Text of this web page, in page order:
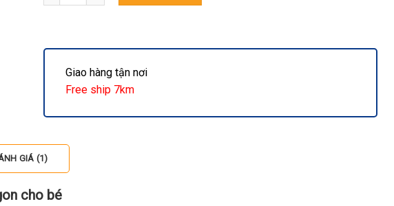
Giao hàng tận nơi
Free ship 7km
GIÁ (1)
cho bé